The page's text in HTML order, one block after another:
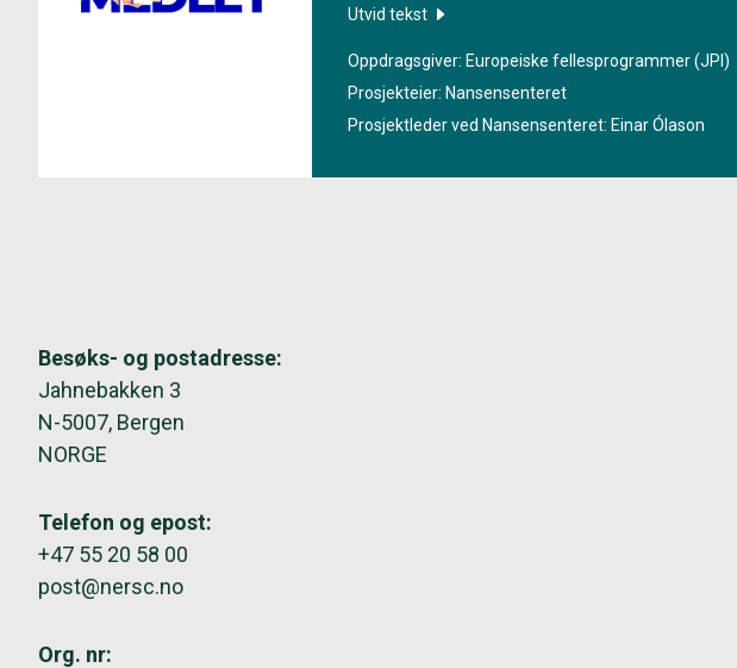
kan ikke gjengi egenskapene av laget godt nok i dag.
Mixed layer heterogeneity
Utvid tekst
Oppdragsgiver: Europeiske fellesprogrammer (JPI)
Prosjekteier: Nansensenteret
Prosjektleder ved Nansensenteret: Einar Ólason
Besøks- og postadresse:
Jahnebakken 3
N-5007, Bergen
NORGE
Telefon og epost:
+47 55 20 58 00
post@nersc.no
Org. nr: